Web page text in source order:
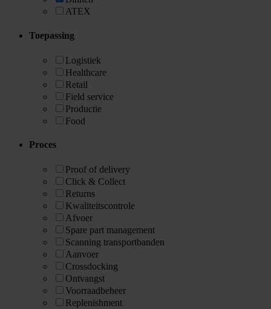
ATEX
Toepassing
Logistiek
Healthcare
Retail
Field service
Productie
Food
Proces
Proof of delivery
Click & Collect
Returns
Kwaliteitscontrole
Afvoer
Spare part management
Scanning transportbanden
Aanvoer
Crossdocking
Ontvangst
Voorraadbeheer
Replenishment